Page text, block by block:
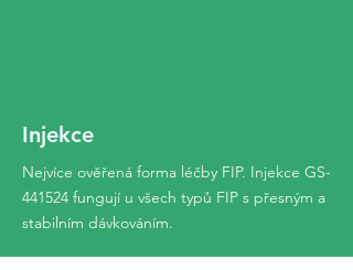
Injekce
Nejvíce ověřená forma léčby FIP. Injekce GS-
441524 fungují u všech typů FIP s přesným a
stabilním dávkováním.